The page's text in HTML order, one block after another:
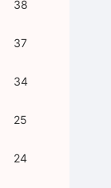
38
37
34
25
24